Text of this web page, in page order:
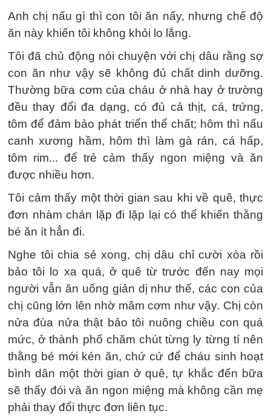
Anh chị nấu gì thì con tôi ăn nấy, nhưng chế độ
ăn này khiến tôi không khỏi lo lắng.
Tôi đã chủ động nói chuyện với chị dâu rằng sợ
con ăn như vậy sẽ không đủ chất dinh dưỡng.
Thường bữa cơm của cháu ở nhà hay ở trường
đều thay đổi đa dạng, có đủ cả thịt, cá, trứng,
tôm để đảm bảo phát triển thể chất; hôm thì nấu
canh xương hầm, hôm thì làm gà rán, cá hấp,
tôm rim... để trẻ cảm thấy ngon miệng và ăn
được nhiều hơn.
Tôi cảm thấy một thời gian sau khi về quê, thực
đơn nhàm chán lặp đi lặp lại có thể khiến thằng
bé ăn ít hẳn đi.
Nghe tôi chia sẻ xong, chị dâu chỉ cười xòa rồi
bảo tôi lo xa quá, ở quê từ trước đến nay mọi
người vẫn ăn uống giản dị như thế, các con của
chị cũng lớn lên nhờ mâm cơm như vậy. Chị còn
nửa đùa nửa thật bảo tôi nuông chiều con quá
mức, ở thành phố chăm chút từng ly từng tí nên
thằng bé mới kén ăn, chứ cứ để cháu sinh hoạt
bình dân một thời gian ở quê, tự khắc đến bữa
sẽ thấy đói và ăn ngon miệng mà không cần mẹ
phải thay đổi thực đơn liên tục.